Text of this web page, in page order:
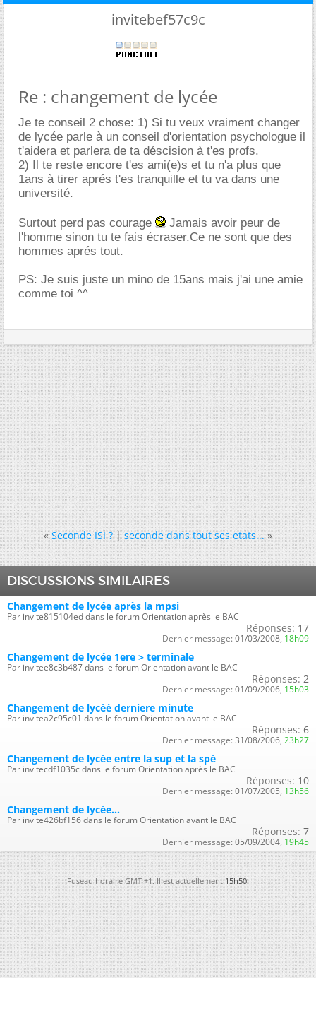
invitebef57c9c
Re : changement de lycée
Je te conseil 2 chose: 1) Si tu veux vraiment changer
de lycée parle à un conseil d'orientation psychologue il
t'aidera et parlera de ta déscision à t'es profs.
2) Il te reste encore t'es ami(e)s et tu n'a plus que
1ans à tirer aprés t'es tranquille et tu va dans une
université.
Surtout perd pas courage
Jamais avoir peur de
l'homme sinon tu te fais écraser.Ce ne sont que des
hommes aprés tout.
PS: Je suis juste un mino de 15ans mais j'ai une amie
comme toi ^^
« Seconde ISI ?|seconde dans tout ses etats... »
DISCUSSIONS SIMILAIRES
Changement de lycée après la mpsi
Par invite815104ed dans le forum Orientation après le BAC
Réponses: 17
Dernier message: 01/03/2008, 18h09
Changement de lycée 1ere > terminale
Par invitee8c3b487 dans le forum Orientation avant le BAC
Réponses: 2
Dernier message: 01/09/2006, 15h03
Changement de lycéé derniere minute
Par invitea2c95c01 dans le forum Orientation avant le BAC
Réponses: 6
Dernier message: 31/08/2006, 23h27
Changement de lycée entre la sup et la spé
Par invitecdf1035c dans le forum Orientation après le BAC
Réponses: 10
Dernier message: 01/07/2005, 13h56
Changement de lycée...
Par invite426bf156 dans le forum Orientation avant le BAC
Réponses: 7
Dernier message: 05/09/2004, 19h45
Fuseau horaire GMT +1. Il est actuellement15h50.